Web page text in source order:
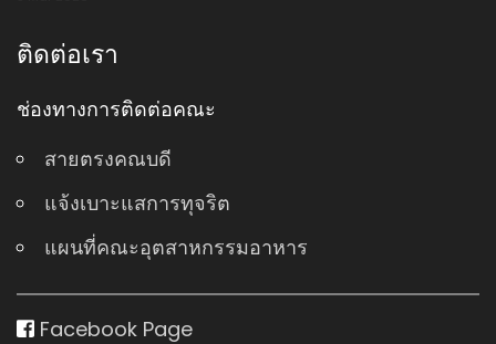
ติดต่อเรา
ช่องทางการติดต่อคณะ
สายตรงคณบดี
แจ้งเบาะแสการทุจริต
แผนที่คณะอุตสาหกรรมอาหาร
Facebook Page